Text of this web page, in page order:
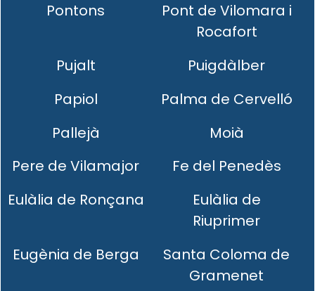
Pontons
Pont de Vilomara i
Rocafort
Pujalt
Puigdàlber
Papiol
Palma de Cervelló
Pallejà
Moià
Pere de Vilamajor
Fe del Penedès
Eulàlia de Ronçana
Eulàlia de
Riuprimer
Eugènia de Berga
Santa Coloma de
Gramenet